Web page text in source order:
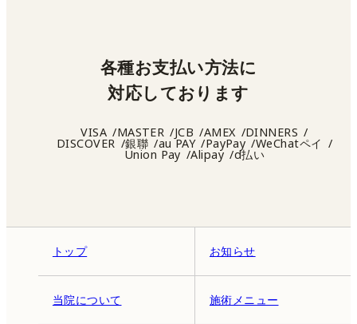
トップ お知らせ
当院について 施術メニュー
各種お支払い方法に
対応しております
VISA MASTER JCB AMEX DINNERS
DISCOVER 銀聯 au PAY PayPay WeChatペイ
Union Pay Alipay d払い